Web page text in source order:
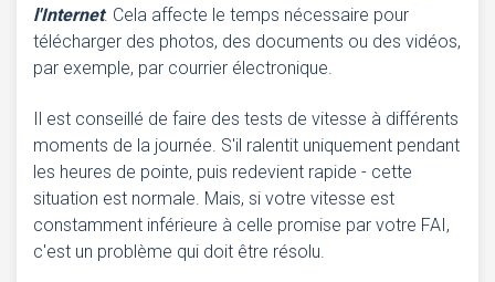
l'Internet. Cela affecte le temps nécessaire pour
télécharger des photos, des documents ou des vidéos,
par exemple, par courrier électronique.
Il est conseillé de faire des tests de vitesse à différents
moments de la journée. S'il ralentit uniquement pendant
les heures de pointe, puis redevient rapide - cette
situation est normale. Mais, si votre vitesse est
constamment inférieure à celle promise par votre FAI,
c'est un problème qui doit être résolu.